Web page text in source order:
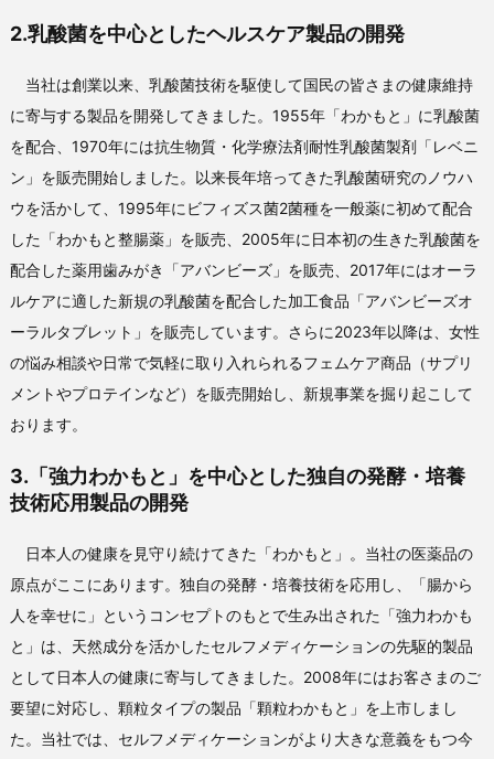
2.乳酸菌を中心としたヘルスケア製品の開発
当社は創業以来、乳酸菌技術を駆使して国民の皆さまの健康維持
に寄与する製品を開発してきました。1955年「わかもと」に乳酸菌
を配合、1970年には抗生物質・化学療法剤耐性乳酸菌製剤「レベニ
ン」を販売開始しました。以来長年培ってきた乳酸菌研究のノウハ
ウを活かして、1995年にビフィズス菌2菌種を一般薬に初めて配合
した「わかもと整腸薬」を販売、2005年に日本初の生きた乳酸菌を
配合した薬用歯みがき「アバンビーズ」を販売、2017年にはオーラ
ルケアに適した新規の乳酸菌を配合した加工食品「アバンビーズオ
ーラルタブレット」を販売しています。さらに2023年以降は、女性
の悩み相談や日常で気軽に取り入れられるフェムケア商品（サプリ
メントやプロテインなど）を販売開始し、新規事業を掘り起こして
おります。
3.「強力わかもと」を中心とした独自の発酵・培養
技術応用製品の開発
日本人の健康を見守り続けてきた「わかもと」。当社の医薬品の
原点がここにあります。独自の発酵・培養技術を応用し、「腸から
人を幸せに」というコンセプトのもとで生み出された「強力わかも
と」は、天然成分を活かしたセルフメディケーションの先駆的製品
として日本人の健康に寄与してきました。2008年にはお客さまのご
要望に対応し、顆粒タイプの製品「顆粒わかもと」を上市しまし
た。当社では、セルフメディケーションがより大きな意義をもつ今